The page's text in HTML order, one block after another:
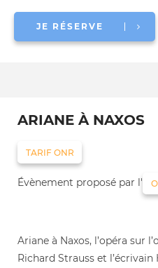
JE RÉSERVE
ARIANE À NAXOS
TARIF ONR
Évènement proposé par l'
Ariane à Naxos, l’opéra sur
Richard Strauss et